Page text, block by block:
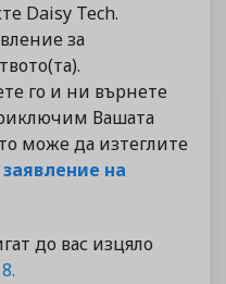
Daisy Tech.
за
го и ни върнете
Вашата
може да изтеглите
на
до вас изцяло